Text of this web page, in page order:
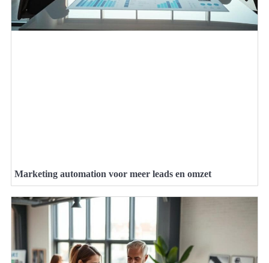
Marketing automation voor meer leads en omzet